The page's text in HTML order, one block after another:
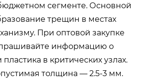
сегменте. Основной
трещин в местах
При оптовой закупке
информацию о
в критических узлах.
толщина — 2.5-3 мм.